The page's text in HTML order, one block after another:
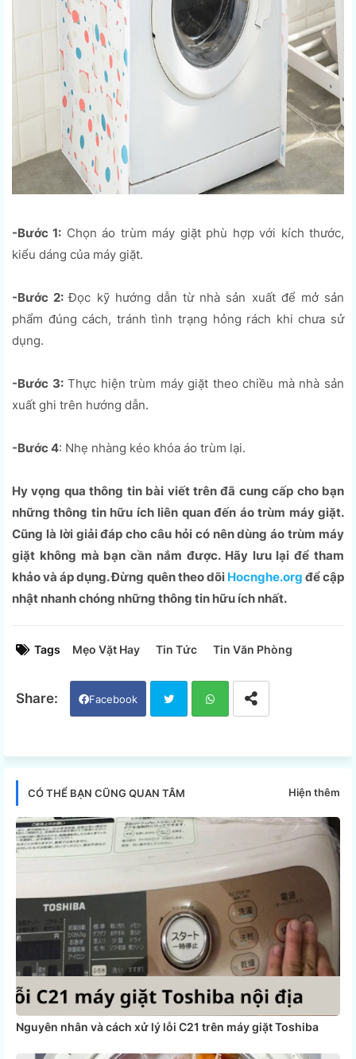
-Bước 1: Chọn áo trùm máy giặt phù hợp với kích thước,
kiểu dáng của máy giặt.
-Bước 2:Đọc kỹ hướng dẫn từ nhà sản xuất để mở sản
phẩm đúng cách, tránh tình trạng hỏng rách khi chưa sử
dụng.
-Bước 3:Thực hiện trùm máy giặt theo chiều mà nhà sản
xuất ghi trên hướng dẫn.
-Bước 4: Nhẹ nhàng kéo khóa áo trùm lại.
Hy vọng qua thông tin bài viết trên đã cung cấp cho bạn
những thông tin hữu ích liên quan đến áo trùm máy giặt.
Cũng là lời giải đáp cho câu hỏi có nên dùng áo trùm máy
giặt không mà bạn cần nắm được. Hãy lưu lại để tham
khảo và áp dụng. Đừng quên theo dõi Hocnghe.org để cập
nhật nhanh chóng những thông tin hữu ích nhất.
Tags Mẹo Vặt Hay Tin Tức Tin Văn Phòng
Facebook
CÓ THỂ BẠN CŨNG QUAN TÂM Hiện thêm
Nguyên nhân và cách xử lý lỗi C21 trên máy giặt Toshiba